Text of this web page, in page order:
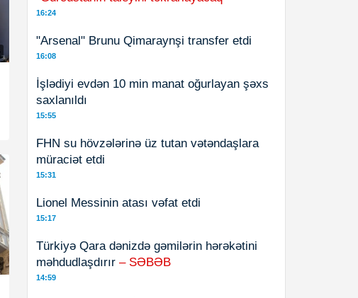
16:24
"Arsenal" Brunu Qimaraynşi transfer etdi
16:08
İşlədiyi evdən 10 min manat oğurlayan şəxs
saxlanıldı
15:55
FHN su hövzələrinə üz tutan vətəndaşlara
müraciət etdi
15:31
Lionel Messinin atası vəfat etdi
15:17
Türkiyə Qara dənizdə gəmilərin hərəkətini
məhdudlaşdırır – SƏBƏB
14:59